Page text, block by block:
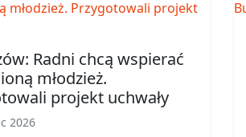
Radni chcą wspierać
młodzież.
projekt uchwały
2026